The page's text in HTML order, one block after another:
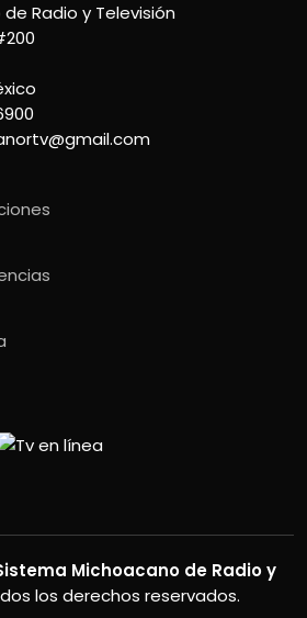
Radio y Televisión
Michoacano de Radio y
los derechos reservados.